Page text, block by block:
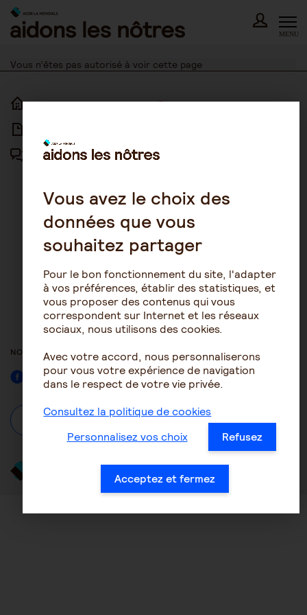
Skip
content
MENU
Vous n’êtes pas autorisé à voir cette page
ACCUEIL
FORUM
PLAN DU SITE
D’UTILISATION
POLITIQUE DE PROTECTION DES
GESTION DES COOKIES
ACCESSIBILITÉ : NON
CONFORME
NOUS SUIVRE
Facebook
À propos Se connecter / S'inscrire
Vous avez le choix des
données que vous
souhaitez partager
Pour le bon fonctionnement du site, l'adapter
à vos préférences, établir des statistiques, et
vous proposer des contenus qui vous
correspondent sur Internet et les réseaux
sociaux, nous utilisons des cookies.
Avec votre accord, nous personnaliserons
pour vous votre expérience de navigation
dans le respect de votre vie privée.
Consultez la politique de cookies
Personnalisez vos choix
Refusez
Acceptez et fermez